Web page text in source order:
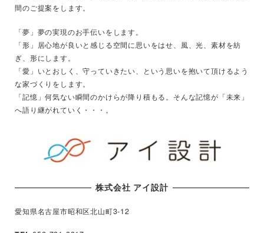
間のご提案をします。
「夢」夢の実現のお手伝いをします。
「形」居心地が良いと感じる空間に思いをはせ、風、光、素材を紡
ぎ、形にします。
「愛」いとおしく、守っていきたい、という思いを抱いて頂けるよう
な家づくりをします。
「記憶」何気ない瞬間のかけらが降り積もる。そんな記憶が「未来」
へ語り継がれていく・・・。
株式会社 アイ設計
愛知県名古屋市昭和区北山町3-12